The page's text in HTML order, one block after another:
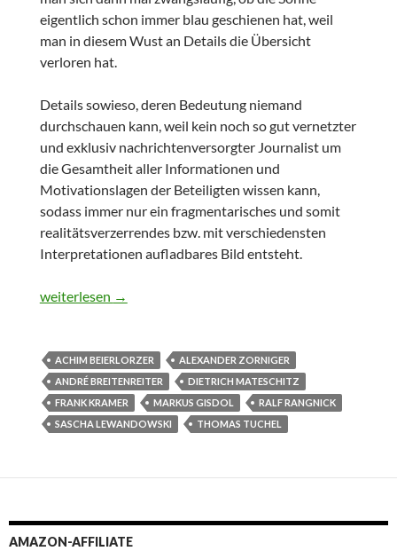
eigentlich schon immer blau geschienen hat, weil
man in diesem Wust an Details die Übersicht
verloren hat.
Details sowieso, deren Bedeutung niemand
durchschauen kann, weil kein noch so gut vernetzter
und exklusiv nachrichtenversorgter Journalist um
die Gesamtheit aller Informationen und
Motivationslagen der Beteiligten wissen kann,
sodass immer nur ein fragmentarisches und somit
realitätsverzerrendes bzw. mit verschiedensten
Interpretationen aufladbares Bild entsteht.
Optionsraum Trainerwahl
weiterlesen →
ACHIM BEIERLORZER
ALEXANDER ZORNIGER
ANDRÉ BREITENREITER
DIETRICH MATESCHITZ
FRANK KRAMER
MARKUS GISDOL
RALF RANGNICK
SASCHA LEWANDOWSKI
THOMAS TUCHEL
AMAZON-AFFILIATE